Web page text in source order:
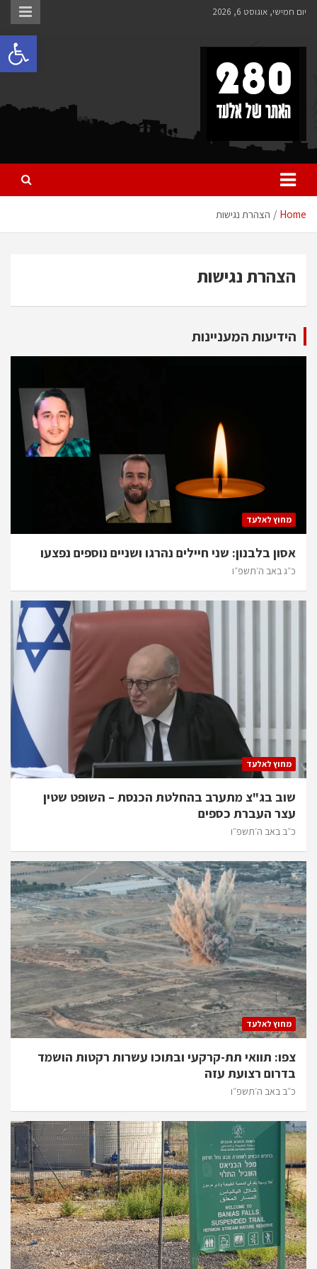
יום חמישי, אוגוסט 6, 2026
280 – חדשות אלעד
כל מה שחדש ומעניין באלעד
Home הצהרת נגישות
הצהרת נגישות
הידיעות המעניינות
מחוץ לאלעד
אסון בלבנון: שני חיילים נהרגו ושניים נוספים נפצעו
כ״ג באב ה׳תשפ״ו
מחוץ לאלעד
שוב בג"צ מתערב בהחלטת הכנסת – השופט שטין
עצר העברת כספים
כ״ב באב ה׳תשפ״ו
מחוץ לאלעד
צפו: תוואי תת-קרקעי ובתוכו עשרות רקטות הושמד
בדרום רצועת עזה
כ״ב באב ה׳תשפ״ו